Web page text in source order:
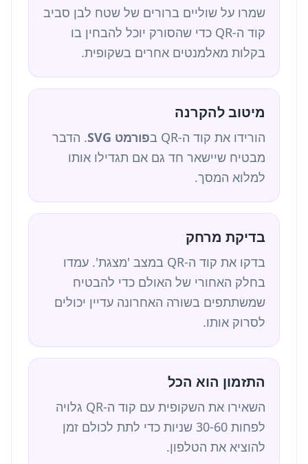
שמרו על שוליים ברורים של שטח לבן סביב
קוד ה-QR כדי שהסורק יוכל להבחין בו
בקלות מאלמנטים אחרים בשקופית.
מיטוב להקרנה
הורידו את קוד ה-QR ב פורמט SVG
. הדבר
מבטיח שיישאר חד גם אם תגדילו אותו
למלוא המסך.
בדיקת מרחק
בדקו את קוד ה-QR במצב 'מצגת'. עמדו
בחלק האחורי של האולם כדי להבטיח
שמשתתפים בשורה האחרונה עדיין יכולים
לסרוק אותו.
התזמון הוא הכל
השאירו את השקופית עם קוד ה-QR גלויה
לפחות 30-60 שניות כדי לתת לכולם זמן
להוציא את הטלפון.